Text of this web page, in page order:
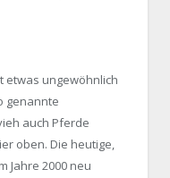
etwas ungewöhnlich
genannte
auch Pferde
oben. Die heutige,
Jahre 2000 neu